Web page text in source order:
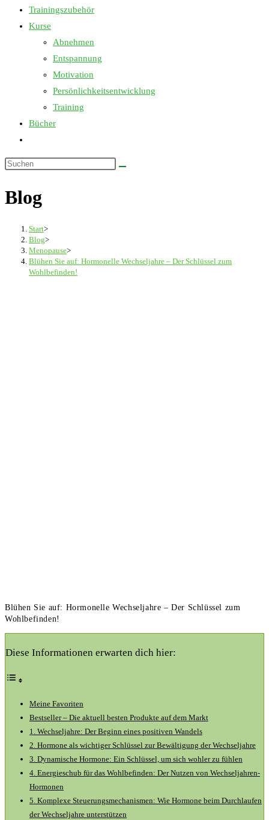
Trainingszubehör
Kurse
Abnehmen
Entspannung
Motivation
Persönlichkeitsentwicklung
Training
Bücher
umschalten
Diese
durchsuchen
Blog
Start>
Blog>
Menopause>
Blühen Sie auf: Hormonelle Wechseljahre – Der Schlüssel zum
Wohlbefinden!
Blühen Sie auf: Hormonelle Wechseljahre – Der Schlüssel zum
Wohlbefinden!
Diese Informationen erwarten dich hier:
Meine Favoriten
Bestseller – Die aktuell besten Produkte auf dem Markt
1. Wechseljahre: Der Beginn eines positiven Wandels
2. Hormone als wichtiger Schlüssel zur Bewältigung der Wechseljahre
3. Dynamische Hormone: Ein Schlüssel, um sich wohler zu fühlen
4. Energieschub für das Wohlbefinden: Der Nutzen von Wechseljahren-
Hormonen
5. Komplexe Steuerungsmechanismen: Wie Hormone beim Durchlaufen
der Wechseljahre unterstützen